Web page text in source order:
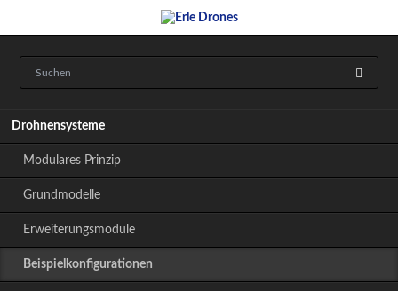
überspringen
Drohnensysteme
Modulares Prinzip
Grundmodelle
Erweiterungsmodule
Beispielkonfigurationen